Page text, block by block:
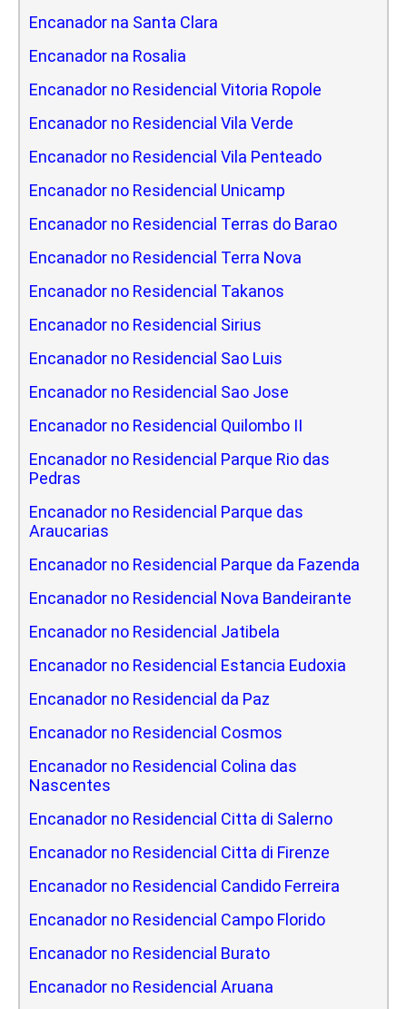
Encanador na Santa Clara
Encanador na Rosalia
Encanador no Residencial Vitoria Ropole
Encanador no Residencial Vila Verde
Encanador no Residencial Vila Penteado
Encanador no Residencial Unicamp
Encanador no Residencial Terras do Barao
Encanador no Residencial Terra Nova
Encanador no Residencial Takanos
Encanador no Residencial Sirius
Encanador no Residencial Sao Luis
Encanador no Residencial Sao Jose
Encanador no Residencial Quilombo II
Encanador no Residencial Parque Rio das
Pedras
Encanador no Residencial Parque das
Araucarias
Encanador no Residencial Parque da Fazenda
Encanador no Residencial Nova Bandeirante
Encanador no Residencial Jatibela
Encanador no Residencial Estancia Eudoxia
Encanador no Residencial da Paz
Encanador no Residencial Cosmos
Encanador no Residencial Colina das
Nascentes
Encanador no Residencial Citta di Salerno
Encanador no Residencial Citta di Firenze
Encanador no Residencial Candido Ferreira
Encanador no Residencial Campo Florido
Encanador no Residencial Burato
Encanador no Residencial Aruana